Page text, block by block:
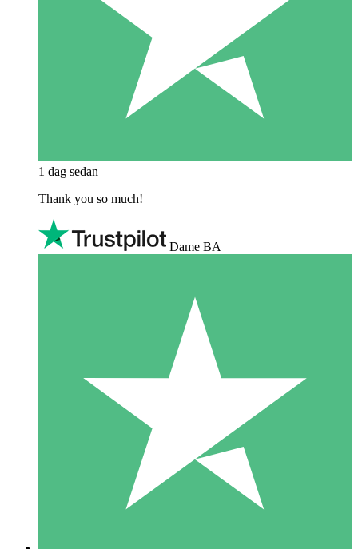
1 dag sedan
Thank you so much!
Dame BA